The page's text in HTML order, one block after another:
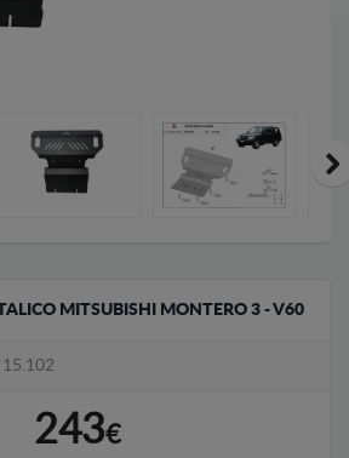
MITSUBISHI MONTERO 3 - V60
243€